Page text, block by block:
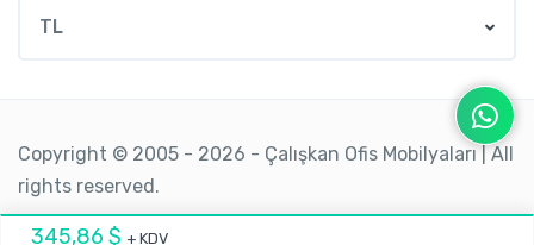
345,86 $ + KDV
TL
Copyright © 2005 - 2026 - Çalışkan Ofis Mobilyaları | All
rights reserved.